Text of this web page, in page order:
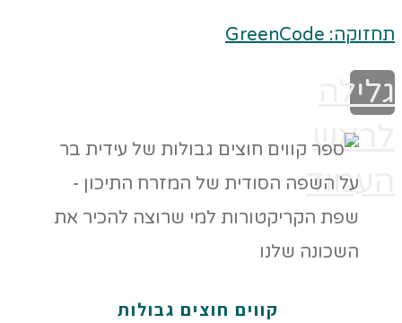
תחזוקה: GreenCode
גלילה
לראש
העמוד
קווים חוצים גבולות